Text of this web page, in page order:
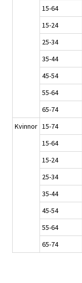
15-64
15-24
25-34
35-44
45-54
55-64
65-74
Kvinnor 15-74
15-64
15-24
25-34
35-44
45-54
55-64
65-74